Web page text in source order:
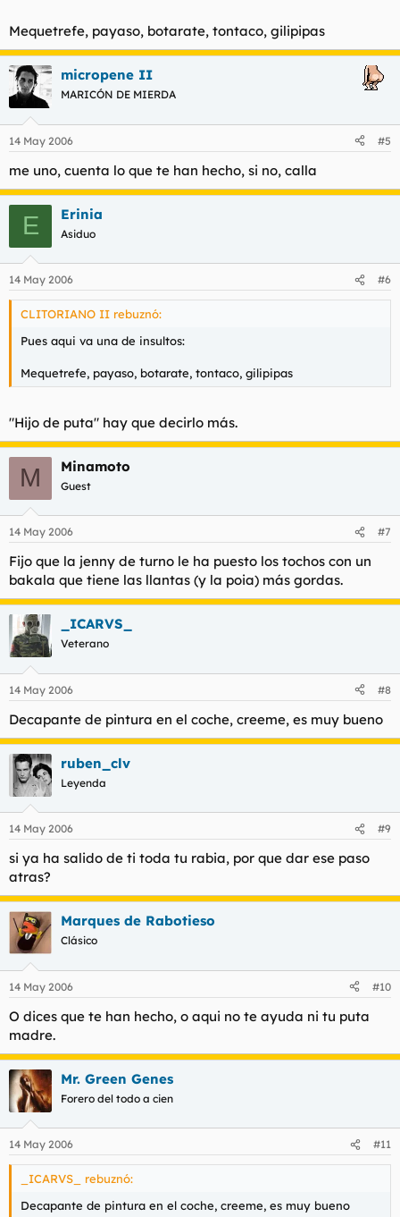
Mequetrefe, payaso, botarate, tontaco, gilipipas
micropene II
MARICÓN DE MIERDA
14 May 2006 #5
me uno, cuenta lo que te han hecho, si no, calla
E Erinia
Asiduo
14 May 2006 #6
CLITORIANO II rebuznó:
Pues aqui va una de insultos:
Mequetrefe, payaso, botarate, tontaco, gilipipas
"Hijo de puta" hay que decirlo más.
M Minamoto
Guest
14 May 2006 #7
Fijo que la jenny de turno le ha puesto los tochos con un
bakala que tiene las llantas (y la poia) más gordas.
_ICARVS_
Veterano
14 May 2006 #8
Decapante de pintura en el coche, creeme, es muy bueno
ruben_clv
Leyenda
14 May 2006 #9
si ya ha salido de ti toda tu rabia, por que dar ese paso
atras?
Marques de Rabotieso
Clásico
14 May 2006 #10
O dices que te han hecho, o aqui no te ayuda ni tu puta
madre.
Mr. Green Genes
Forero del todo a cien
14 May 2006 #11
_ICARVS_ rebuznó:
Decapante de pintura en el coche, creeme, es muy bueno